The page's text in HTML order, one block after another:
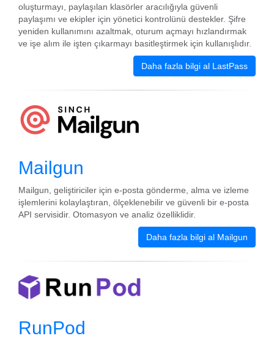
oluşturmayı, paylaşılan klasörler aracılığıyla güvenli
paylaşımı ve ekipler için yönetici kontrolünü destekler. Şifre
yeniden kullanımını azaltmak, oturum açmayı hızlandırmak
ve işe alım ile işten çıkarmayı basitleştirmek için kullanışlıdır.
Daha fazla bilgi al LastPass
Mailgun
Mailgun, geliştiriciler için e-posta gönderme, alma ve izleme
işlemlerini kolaylaştıran, ölçeklenebilir ve güvenli bir e-posta
API servisidir. Otomasyon ve analiz özelliklidir.
Daha fazla bilgi al Mailgun
RunPod